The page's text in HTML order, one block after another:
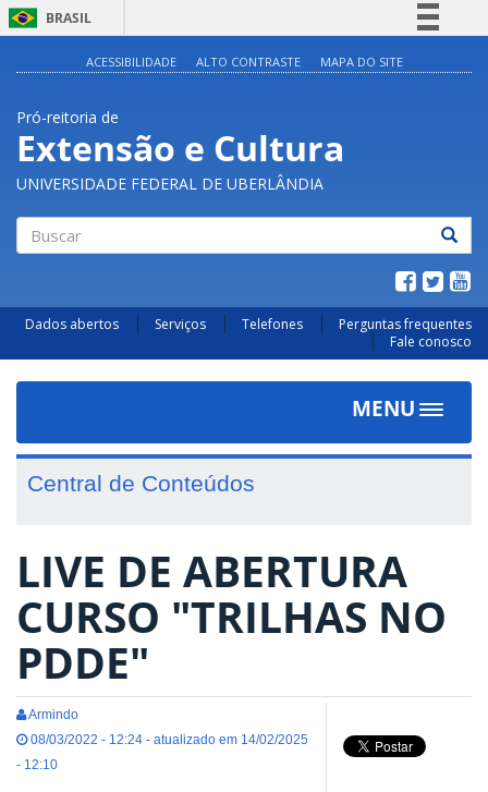
BRASIL
Acesso à informação
Legislação
Canais
ACESSIBILIDADE ALTO CONTRASTE MAPA DO SITE
Pró-reitoria de
Extensão e Cultura
UNIVERSIDADE FEDERAL DE UBERLÂNDIA
Dados abertos Serviços Telefones
Perguntas frequentes
Fale conosco
MENU
Toggle
Central de Conteúdos
LIVE DE ABERTURA
CURSO "TRILHAS NO
PDDE"
Armindo
08/03/2022 - 12:24 - atualizado em 14/02/2025
- 12:10